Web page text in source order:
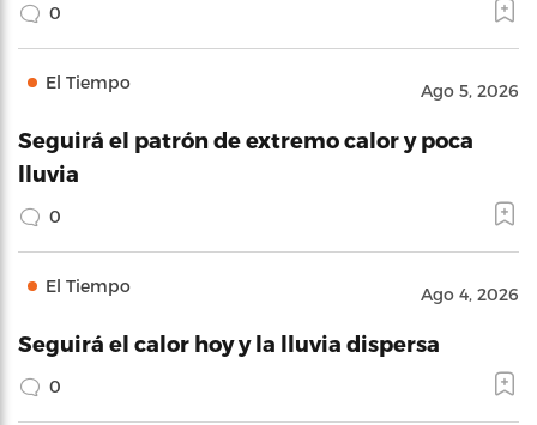
0
El Tiempo Ago 5, 2026
Seguirá el patrón de extremo calor y poca
lluvia
0
El Tiempo Ago 4, 2026
Seguirá el calor hoy y la lluvia dispersa
0